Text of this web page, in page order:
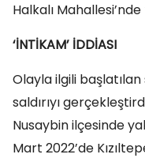
Halkalı
‘İNTİKAM’ İDDİASI
Olayla ilgili
saldırıyı
Nusaybin ilçesinde
Mart 2022’de